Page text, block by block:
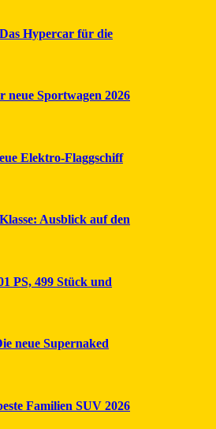
Hypercar für die
neue Sportwagen 2026
Elektro-Flaggschiff
Ausblick auf den
PS, 499 Stück und
neue Supernaked
Familien SUV 2026